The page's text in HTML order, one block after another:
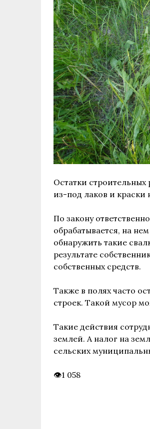
Остатки строительных
из-под лаков и краски
По закону
обрабатывается, на
обнаружить такие
результате
собственных средств.
Также в полях часто
строек. Такой мусор
Такие действия
землей. А налог на
сельских
1 058